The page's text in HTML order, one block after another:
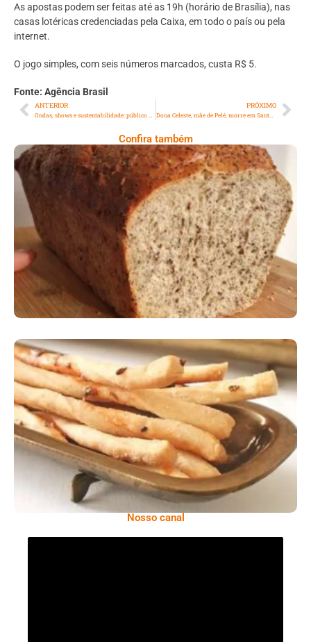
As apostas podem ser feitas até as 19h (horário de Brasília), nas
casas lotéricas credenciadas pela Caixa, em todo o país ou pela
internet.
O jogo simples, com seis números marcados, custa R$ 5.
Fonte: Agência Brasil
ANTERIOR PRÓXIMO
Dona Celeste, mãe de Pelé, morre em Santos aos 101 anos de idade
Confira também
Comer Bem: Pão Low Carb
Comer Bem: Palitinhos De Cebola E Salsa
Nosso canal